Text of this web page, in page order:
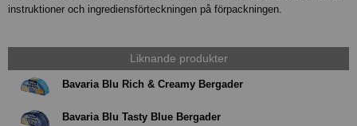
instruktioner och ingrediensförteckningen på förpackningen.
Liknande produkter
Bavaria Blu Rich & Creamy Bergader
Bavaria Blu Tasty Blue Bergader